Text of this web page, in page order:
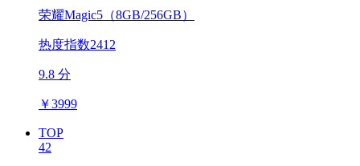
荣耀Magic5（8GB/256GB）
热度指数2412
9.8 分
￥3999
TOP
42